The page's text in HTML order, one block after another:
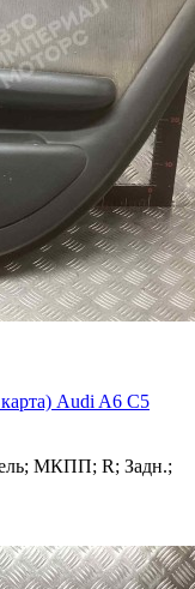
Audi A6 C5
МКПП; R; Задн.;